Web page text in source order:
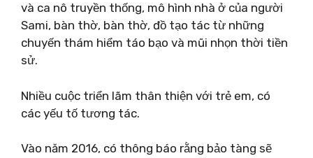
và ca nô truyền thống, mô hình nhà ở của người
Sami, bàn thờ, bàn thờ, đồ tạo tác từ những
chuyến thám hiểm táo bạo và mũi nhọn thời tiền
sử.
Nhiều cuộc triển lãm thân thiện với trẻ em, có
các yếu tố tương tác.
Vào năm 2016, có thông báo rằng bảo tàng sẽ